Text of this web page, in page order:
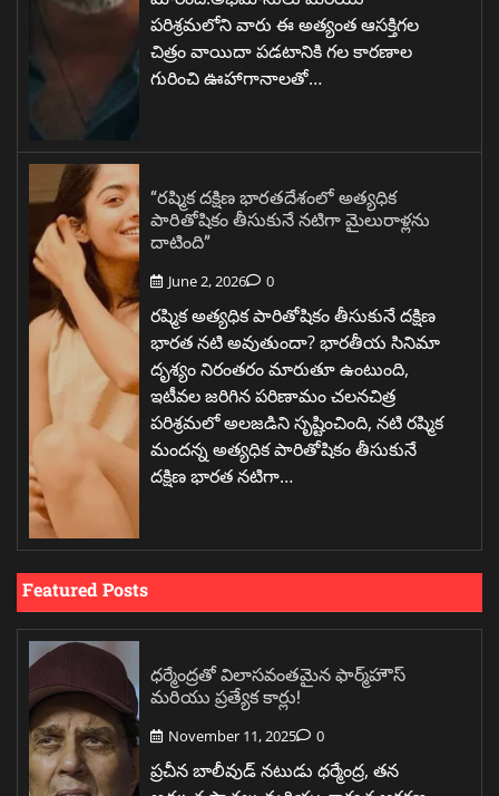
పరిశ్రమలోని వారు ఈ అత్యంత ఆసక్తిగల
చిత్రం వాయిదా పడటానికి గల కారణాల
గురించి ఊహాగానాలతో…
“రష్మిక దక్షిణ భారతదేశంలో అత్యధిక
పారితోషికం తీసుకునే నటిగా మైలురాళ్లను
దాటింది”
June 2, 2026 0
రష్మిక అత్యధిక పారితోషికం తీసుకునే దక్షిణ
భారత నటి అవుతుందా? భారతీయ సినిమా
దృశ్యం నిరంతరం మారుతూ ఉంటుంది,
ఇటీవల జరిగిన పరిణామం చలనచిత్ర
పరిశ్రమలో అలజడిని సృష్టించింది, నటి రష్మిక
మందన్న అత్యధిక పారితోషికం తీసుకునే
దక్షిణ భారత నటిగా…
Featured Posts
ధర్మేంద్రతో విలాసవంతమైన ఫార్మ్‌హౌస్
మరియు ప్రత్యేక కార్లు!
November 11, 2025 0
ప్రచీన బాలీవుడ్ నటుడు ధర్మేంద్ర, తన